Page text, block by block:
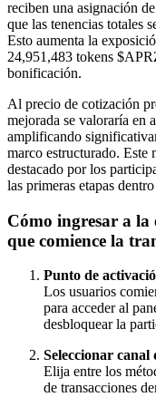
reciben una asignación
que las tenencias totales
Esto aumenta la
24,951,483 tokens
bonificación.
Al precio de cotización
mejorada se valoraría en
amplificando
marco estructurado. Este
destacado por los
las primeras etapas
Cómo ingresar a la
que comience la
Punto de
Los usuarios
para acceder al
desbloquear la
Seleccionar canal
Elija entre los
de transacciones